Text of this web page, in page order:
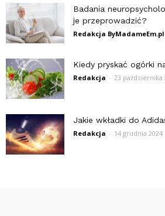
Badania
je przeprowadzić?
Redakcja ByMadameEm.pl
Kiedy pryskać ogórki
Redakcja - 23 października
Jakie wkładki do
Redakcja - 14 grudnia 2024